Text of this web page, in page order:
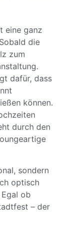
eine ganz
die
zum
dafür, dass
können.
durch den
sondern
optisch
ob
– der